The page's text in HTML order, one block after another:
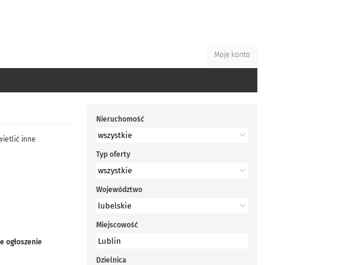
Moje konto
inne
ogłoszenie
Nieruchomość
Typ oferty
Województwo
Miejscowość
Dzielnica